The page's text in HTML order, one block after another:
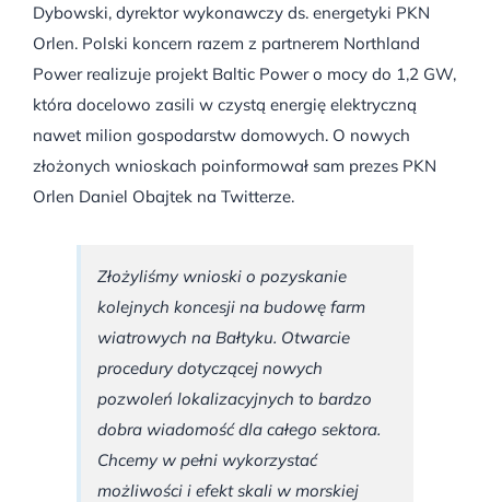
Dybowski, dyrektor wykonawczy ds. energetyki PKN
Orlen. Polski koncern razem z partnerem Northland
Power realizuje projekt Baltic Power o mocy do 1,2 GW,
która docelowo zasili w czystą energię elektryczną
nawet milion gospodarstw domowych. O nowych
złożonych wnioskach poinformował sam prezes PKN
Orlen Daniel Obajtek na Twitterze.
Złożyliśmy wnioski o pozyskanie
kolejnych koncesji na budowę farm
wiatrowych na Bałtyku. Otwarcie
procedury dotyczącej nowych
pozwoleń lokalizacyjnych to bardzo
dobra wiadomość dla całego sektora.
Chcemy w pełni wykorzystać
możliwości i efekt skali w morskiej